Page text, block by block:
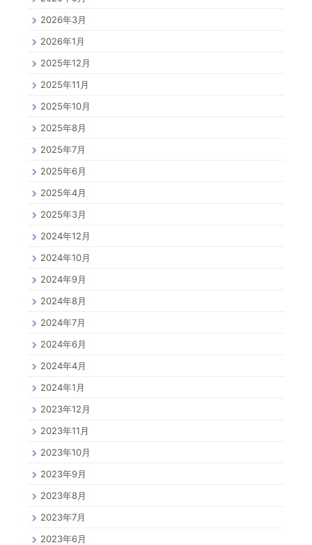
2026年3月
2026年1月
2025年12月
2025年11月
2025年10月
2025年8月
2025年7月
2025年6月
2025年4月
2025年3月
2024年12月
2024年10月
2024年9月
2024年8月
2024年7月
2024年6月
2024年4月
2024年1月
2023年12月
2023年11月
2023年10月
2023年9月
2023年8月
2023年7月
2023年6月